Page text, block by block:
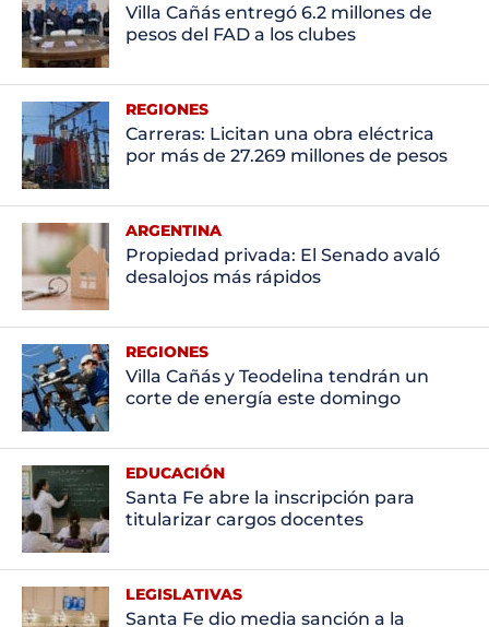
Villa Cañás entregó 6.2 millones de
pesos del FAD a los clubes
REGIONES
Carreras: Licitan una obra eléctrica
por más de 27.269 millones de pesos
ARGENTINA
Propiedad privada: El Senado avaló
desalojos más rápidos
REGIONES
Villa Cañás y Teodelina tendrán un
corte de energía este domingo
EDUCACIÓN
Santa Fe abre la inscripción para
titularizar cargos docentes
LEGISLATIVAS
Santa Fe dio media sanción a la